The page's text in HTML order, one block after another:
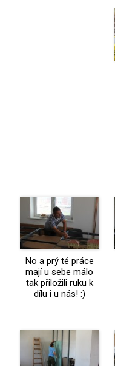
No a prý té práce
mají u sebe málo
tak přiložili ruku k
dílu i u nás! :)